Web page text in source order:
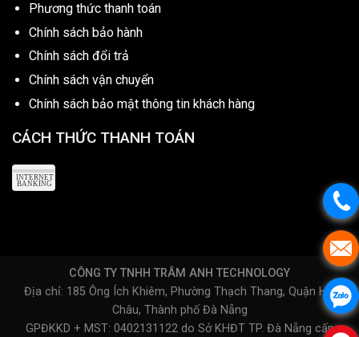
Phương thức thanh toán
Chính sách bảo hành
Chính sách đổi trả
Chính sách vận chuyển
Chính sách bảo mật thông tin khách hàng
CÁCH THỨC THANH TOÁN
CÔNG TY TNHH TRÂM ANH TECHNOLOGY
Địa chỉ: 185 Ông Ích Khiêm, Phường Thạch Thang, Quận Hải
Châu, Thành phố Đà Nẵng
GPĐKKD + MST: 0402131122 do Sở KHĐT TP. Đà Nẵng cấp